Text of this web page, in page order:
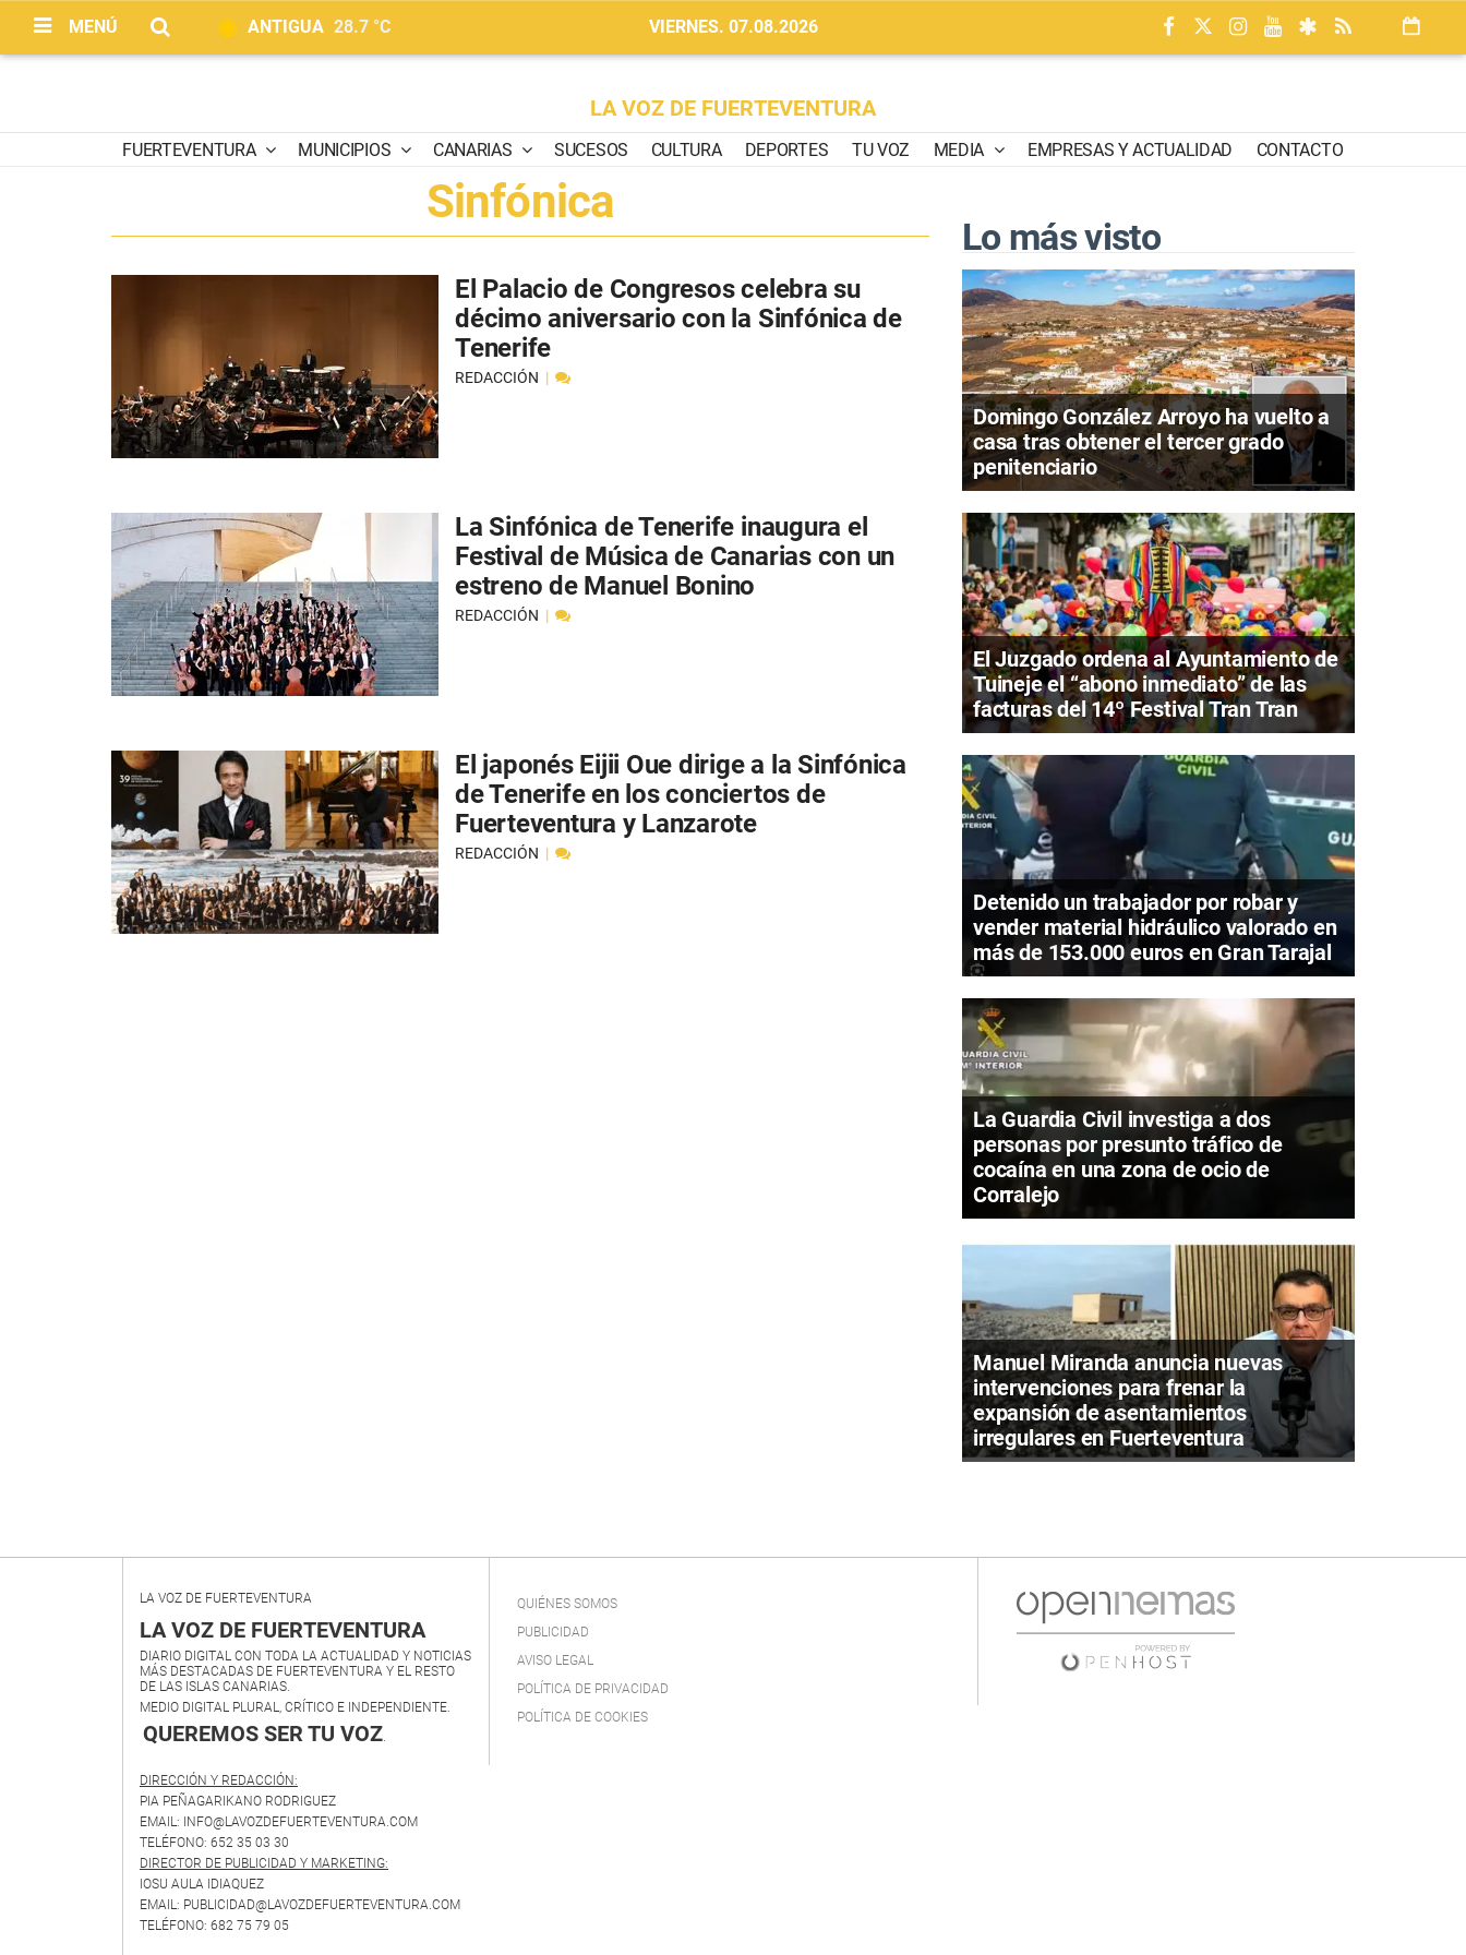
MENÚ ANTIGUA 28.7 °C VIERNES. 07.08.2026
LA VOZ DE FUERTEVENTURA
FUERTEVENTURA MUNICIPIOS CANARIAS SUCESOS CULTURA DEPORTES TU VOZ MEDIA EMPRESAS Y ACTUALIDAD CONTACTO
Sinfónica
El Palacio de Congresos celebra su
décimo aniversario con la Sinfónica de
Tenerife
REDACCIÓN
La Sinfónica de Tenerife inaugura el
Festival de Música de Canarias con un
estreno de Manuel Bonino
REDACCIÓN
El japonés Eijii Oue dirige a la Sinfónica
de Tenerife en los conciertos de
Fuerteventura y Lanzarote
REDACCIÓN
Lo más visto
Domingo González Arroyo ha vuelto a
casa tras obtener el tercer grado
penitenciario
El Juzgado ordena al Ayuntamiento de
Tuineje el “abono inmediato” de las
facturas del 14º Festival Tran Tran
Detenido un trabajador por robar y
vender material hidráulico valorado en
más de 153.000 euros en Gran Tarajal
La Guardia Civil investiga a dos
personas por presunto tráfico de
cocaína en una zona de ocio de
Corralejo
Manuel Miranda anuncia nuevas
intervenciones para frenar la
expansión de asentamientos
irregulares en Fuerteventura
LA VOZ DE FUERTEVENTURA
LA VOZ DE FUERTEVENTURA
DIARIO DIGITAL CON TODA LA ACTUALIDAD Y NOTICIAS
MÁS DESTACADAS DE FUERTEVENTURA Y EL RESTO
DE LAS ISLAS CANARIAS.
MEDIO DIGITAL PLURAL, CRÍTICO E INDEPENDIENTE.
QUEREMOS SER TU VOZ
DIRECCIÓN Y REDACCIÓN:
PIA PEÑAGARIKANO RODRIGUEZ
EMAIL: INFO@LAVOZDEFUERTEVENTURA.COM
TELÉFONO: 652 35 03 30
DIRECTOR DE PUBLICIDAD Y MARKETING:
IOSU AULA IDIAQUEZ
EMAIL: PUBLICIDAD@LAVOZDEFUERTEVENTURA.COM
TELÉFONO: 682 75 79 05
QUIÉNES SOMOS
PUBLICIDAD
AVISO LEGAL
POLÍTICA DE PRIVACIDAD
POLÍTICA DE COOKIES